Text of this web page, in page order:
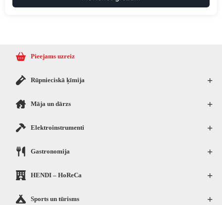
Pieejams uzreiz
+
Rūpnieciskā ķīmija
+
Māja un dārzs
+
Elektroinstrumenti
+
Gastronomija
+
HENDI – HoReCa
+
Sports un tūrisms